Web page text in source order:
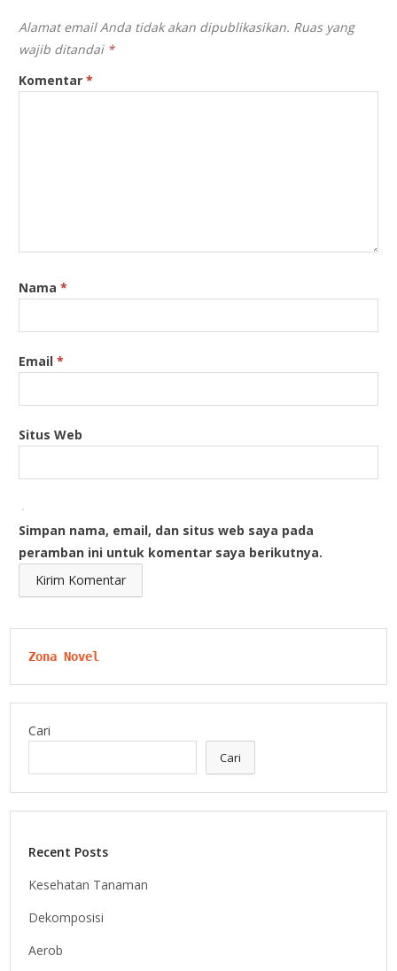
Alamat email Anda tidak akan dipublikasikan. Ruas yang
wajib ditandai *
Komentar*
Nama*
Email*
Situs Web
Simpan nama, email, dan situs web saya pada
peramban ini untuk komentar saya berikutnya.
Zona Novel
Cari
Cari
Recent Posts
Kesehatan Tanaman
Dekomposisi
Aerob